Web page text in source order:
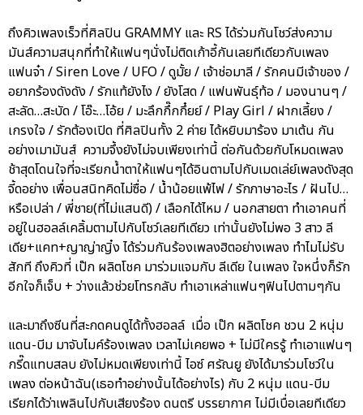
ถึงคิวเพลงเร็วที่ศิลปิน GRAMMY และ RS ได้ร่วมกันโชว์ส่งความ
มันส์ความสนุกที่ทำให้แฟนๆนั่งไม่ติดเก้าอี้กันเลยทีเดียวกับเพลง
แฟนจ๋า / Siren Love / UFO / ดูมั้ย / เจ้าช่อมาลี / รักคนมีเจ้าของ /
อยากร้องดังดัง / รักแท้ยังไง / ยังโสด / แฟนพันธุ์ท้อ / มองนานๆ /
สะลัด…สะบัด / โอ๊ะ…โอ้ย / มะลึกกึ๊กกึ๋ยย์ / Play Girl / ฝากเลี้ยง /
เกรงใจ / รักต้องเปิด ที่ศิลปินทั้ง 2 ค่าย ได้หยิบมาร้อง มาเต้น กัน
อย่างเมามันส์ ความจึ้งยังไม่จบเพียงเท่านี้ ต่อกันด้วยกับโหมดเพลง
ช้าสุดโดนใจที่จะเรียกน้ำตาให้แฟนๆได้อินตามไปกับเมดเล่ย์เพลงดังสุด
จี้ดอย่าง เพื่อนสนิทคิดไม่ซื่อ / น้ำน้อยแพ้ไฟ / รักภาษาอะไร / ฝันไป…
หรือเปล่า / พี่ชาย(ที่ไม่แสนดี) / เลือกได้ไหม / นอกสายตา ทำเอาคนที่
อยู่ในฮอลล์เคลิ้มตามไปกับโชว์เลยทีเดียว เท่านั้นยังไม่พอ 3 สาว ลี
เดีย+แคท+ญาญ่าญิ๋ง ได้ร่วมกันร้องเพลงฮิตอย่างเพลง ทำไมไม่รับ
สักที ถึงคิวที่ เป๊ก ผลิตโชค มาร่วมแจมกับ ลีเดีย ในเพลง ใจหนึ่งก็รัก
อีกใจก็เจ็บ + ว่างแล้วช่วยโทรกลับ ทำเอาเหล่าแฟนๆฟินไปตามๆกัน
และมาถึงซีนที่สะกดคนดูได้ทั้งฮอลล์ เมื่อ เป๊ก ผลิตโชค ชวน 2 หนุ่ม
แดน-บีม มาจับไมค์ร้องเพลง เวลาไม่เคยพอ + ไม่มีใครรู้ ทำเอาแฟนๆ
กรี๊ดแทบสลบ ยังไม่หมดเพียงเท่านี้ ไอซ์ ศรัณยู ยังได้มาร่วมโชว์ใน
เพลง ต่อหน้าฉัน(เธอทำอย่างนั้นได้อย่างไร) กับ 2 หนุ่ม แดน-บีม
เรียกได้ว่าเพลินไปกับเสียงร้อง ดนตรี บรรยากาศ ไม่มีเบื่อเลยทีเดียว